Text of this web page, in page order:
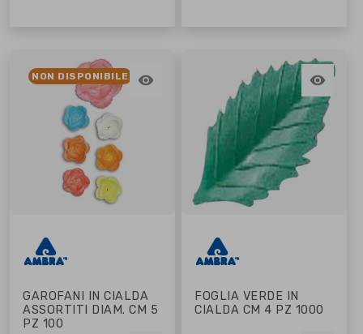
NON DISPONIBILE 
GAROFANI IN CIALDA
ASSORTITI DIAM. CM 5
PZ 100

FOGLIA VERDE IN
CIALDA CM 4 PZ 1000